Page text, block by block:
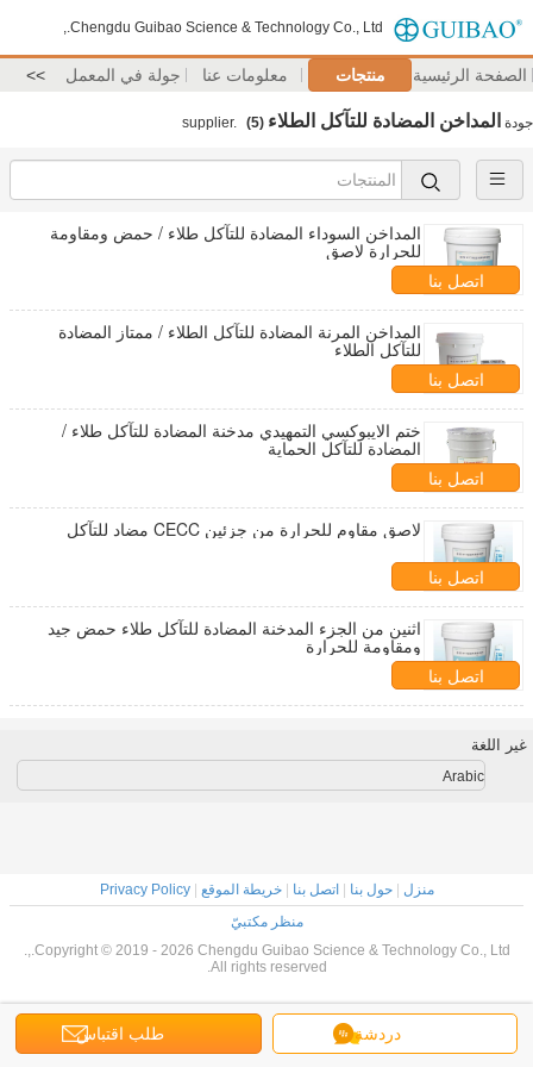
Chengdu Guibao Science & Technology Co., Ltd.,
الصفحة الرئيسية منتجات معلومات عنا جولة في المعمل >>
جودة المداخن المضادة للتآكل الطلاء (5)
المداخن السوداء المضادة للتآكل طلاء / حمض ومقاومة
للحرارة لاصق
اتصل بنا
المداخن المرنة المضادة للتآكل الطلاء / ممتاز المضادة
للتآكل الطلاء
اتصل بنا
ختم الايبوكسي التمهيدي مدخنة المضادة للتآكل طلاء /
المضادة للتآكل الحماية
اتصل بنا
لاصق مقاوم للحرارة من جزئين CECC مضاد للتآكل
اتصل بنا
اثنين من الجزء المدخنة المضادة للتآكل طلاء حمض جيد
ومقاومة للحرارة
اتصل بنا
دردشة طلب اقتباس
غير اللغة
Arabic
منزل |حول بنا اتصل بنا |خريطة الموقع |
Privacy Policy
منظر مكتبيّ
Copyright © 2019 - 2026 Chengdu Guibao Science & Technology Co., Ltd.,.
All rights reserved.